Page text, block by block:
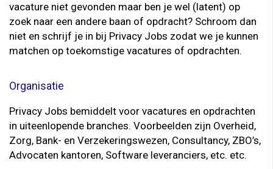
vacature niet gevonden maar ben je wel (latent) op
zoek naar een andere baan of opdracht? Schroom dan
niet en schrijf je in bij Privacy Jobs zodat we je kunnen
matchen op toekomstige vacatures of opdrachten.
Organisatie
Privacy Jobs bemiddelt voor vacatures en opdrachten
in uiteenlopende branches. Voorbeelden zijn Overheid,
Zorg, Bank- en Verzekeringswezen, Consultancy, ZBO’s,
Advocaten kantoren, Software leveranciers, etc. etc.